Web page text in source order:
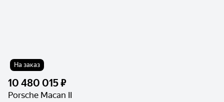
На заказ
10 480 015 ₽
Porsche Macan II